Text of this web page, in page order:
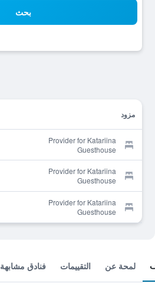
بحث
مزود
Provider for Katariina
Guesthouse
Provider for Katariina
Guesthouse
Provider for Katariina
Guesthouse
لمحة عن التقييمات فنادق مشابهة